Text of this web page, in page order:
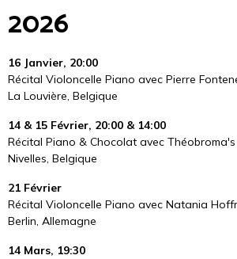
2026
16 Janvier, 20:00
Récital Violoncelle Piano avec Pierre
La Louvière, Belgique
14 & 15 Février, 20:00 & 14:00
Récital Piano & Chocolat avec Théobroma's
Nivelles, Belgique
21 Février
Récital Violoncelle Piano avec Natania
Berlin, Allemagne
14 Mars, 19:30